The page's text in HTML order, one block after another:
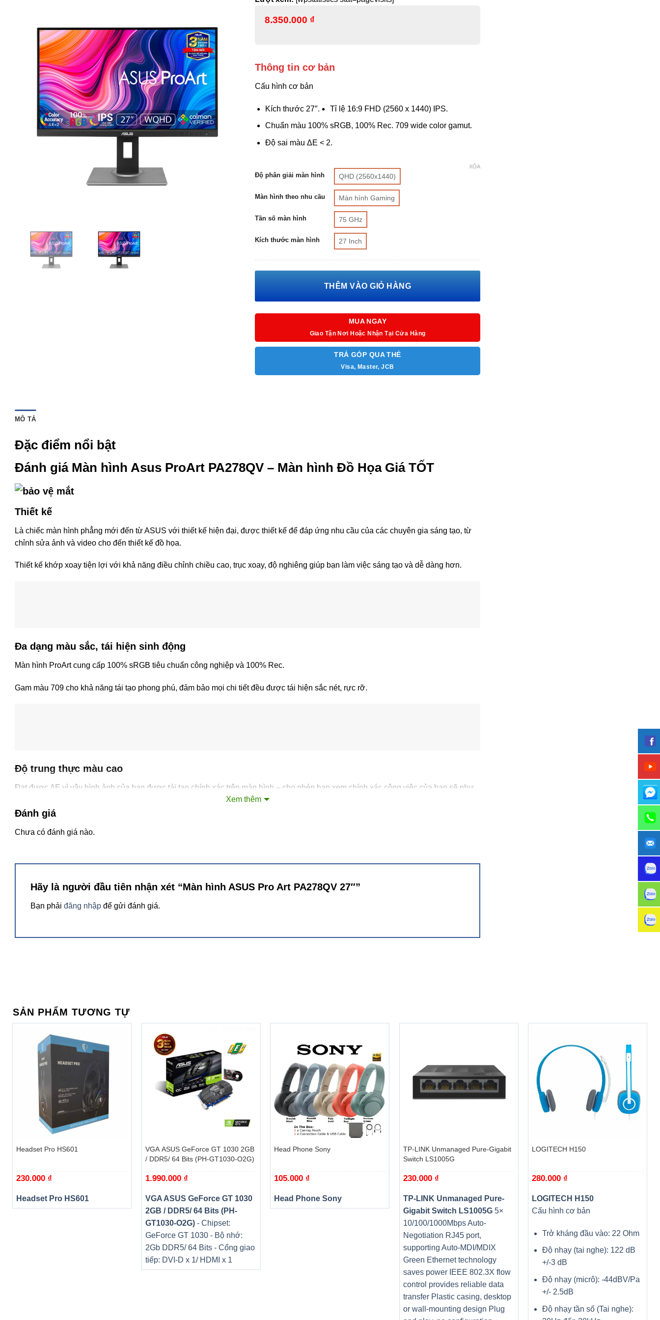
8.350.000 ₫
Thông tin cơ bản
Cấu hình cơ bản
Kích thước 27″. Tỉ lệ 16:9 FHD (2560 x 1440) IPS.
Chuẩn màu 100% sRGB, 100% Rec. 709 wide color gamut.
Độ sai màu ΔE < 2.
Độ phân giải màn hình QHD (2560x1440)
Màn hình theo nhu cầu Màn hình Gaming
Tần số màn hình 75 GHz
Kích thước màn hình 27 Inch
XÓA
THÊM VÀO GIỎ HÀNG
MUA NGAY
Giao Tận Nơi Hoặc Nhận Tại Cửa Hàng
TRẢ GÓP QUA THẺ
Visa, Master, JCB
MÔ TẢ
Đặc điểm nổi bật
Đánh giá Màn hình Asus ProArt PA278QV – Màn hình Đồ Họa Giá TỐT
Thiết kế
Là chiếc màn hình phẳng mới đến từ ASUS với thiết kế hiện đại, được thiết kế để đáp ứng nhu cầu của các chuyên gia sáng tạo, từ
chỉnh sửa ảnh và video cho đến thiết kế đồ họa.
Thiết kế khớp xoay tiện lợi với khả năng điều chỉnh chiều cao, trục xoay, độ nghiêng giúp bạn làm việc sáng tạo và dễ dàng hơn.
Đa dạng màu sắc, tái hiện sinh động
Màn hình ProArt cung cấp 100% sRGB tiêu chuẩn công nghiệp và 100% Rec.
Gam màu 709 cho khả năng tái tạo phong phú, đảm bảo mọi chi tiết đều được tái hiện sắc nét, rực rỡ.
Độ trung thực màu cao
Đạt được ∆E vì vậy hình ảnh của bạn được tái tạo chính xác trên màn hình – cho phép bạn xem chính xác công việc của bạn sẽ như
Độ chuẩn màu được cam kết
quá trình kiểm tra nghiêm ngặt, tỉ mỉ để đảm bảo sự chuyển màu mượt mà hơn.
Kết nối phong phú
Trang bị các cổng kết nối đa dạng như DisplayPort 1.2, HDMI (v1.4), cổng D-Sub và bộ chia USB tích hợp dễ dàng kết nối với nhiều
loại thiết bị và tận hưởng tốc độ truyền cực nhanh với bộ nhớ ngoài.
Thông số kỹ thuật
Asus
PA278QV
Xem thêm
Đánh giá
Chưa có đánh giá nào.
Hãy là người đầu tiên nhận xét “Màn hình ASUS Pro Art PA278QV 27″”
Bạn phải đăng nhập để gửi đánh giá.
SẢN PHẨM TƯƠNG TỰ
Headset Pro HS601
230.000 ₫
Headset Pro HS601
VGA ASUS GeForce GT 1030 2GB
/ DDR5/ 64 Bits (PH-GT1030-O2G)
1.990.000 ₫
VGA ASUS GeForce GT 1030
2GB / DDR5/ 64 Bits (PH-
GT1030-O2G)- Chipset:
GeForce GT 1030 - Bộ nhớ:
2Gb DDR5/ 64 Bits - Cổng giao
tiếp: DVI-D x 1/ HDMI x 1
Head Phone Sony
105.000 ₫
Head Phone Sony
TP-LINK Unmanaged Pure-Gigabit
Switch LS1005G
230.000 ₫
TP-LINK Unmanaged Pure-
Gigabit Switch LS1005G5×
10/100/1000Mbps Auto-
Negotiation RJ45 port,
supporting Auto-MDI/MDIX
Green Ethernet technology
saves power IEEE 802.3X flow
control provides reliable data
transfer Plastic casing, desktop
or wall-mounting design Plug
LOGITECH H150
280.000 ₫
LOGITECH H150
Cấu hình cơ bản
Trở kháng đầu vào: 22 Ohm
Độ nhạy (tai nghe): 122 dB
+/-3 dB
Độ nhạy (micrô): -44dBV/Pa
+/- 2.5dB
Độ nhạy tần số (Tai nghe):